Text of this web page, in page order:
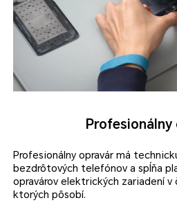
Profesionálny
Profesionálny opravár má
bezdrôtových telefónov a spĺňa
opravárov elektrických zariadení v
ktorých pôsobí.